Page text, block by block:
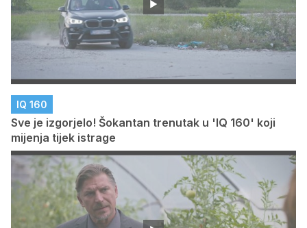
IQ 160
Sve je izgorjelo! Šokantan trenutak u 'IQ 160' koji
mijenja tijek istrage